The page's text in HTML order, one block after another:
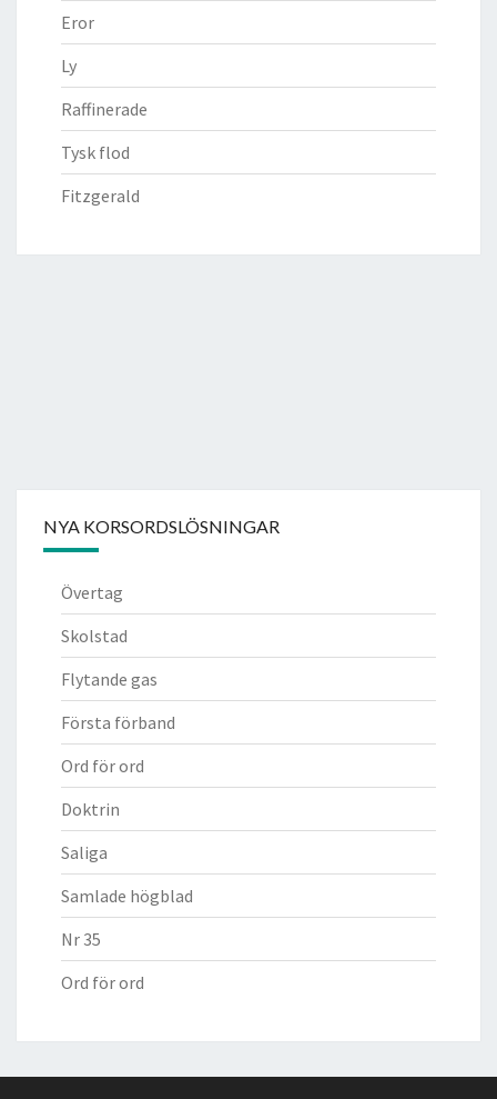
Eror
Ly
Raffinerade
Tysk flod
Fitzgerald
NYA KORSORDSLÖSNINGAR
Övertag
Skolstad
Flytande gas
Första förband
Ord för ord
Doktrin
Saliga
Samlade högblad
Nr 35
Ord för ord